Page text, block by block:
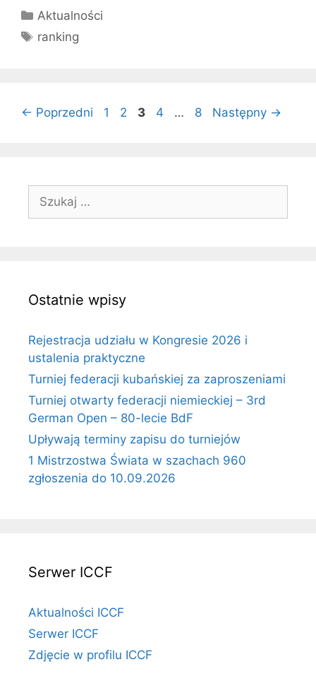
Kategorie
Aktualności
Tagi
ranking
← Poprzedni Strona
1 Strona
2 Strona
3 Strona
4 … Strona
8 Następny →
Szukaj:
Ostatnie wpisy
Rejestracja udziału w Kongresie 2026 i
ustalenia praktyczne
Turniej federacji kubańskiej za zaproszeniami
Turniej otwarty federacji niemieckiej – 3rd
German Open – 80-lecie BdF
Upływają terminy zapisu do turniejów
1 Mistrzostwa Świata w szachach 960
zgłoszenia do 10.09.2026
Serwer ICCF
Aktualności ICCF
Serwer ICCF
Zdjęcie w profilu ICCF